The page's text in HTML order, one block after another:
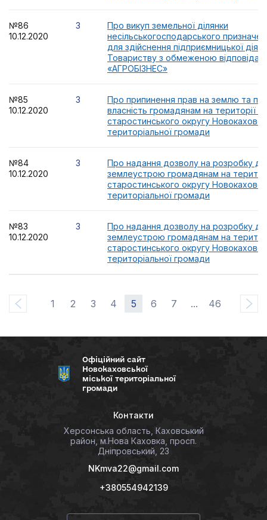
№86
10.12.2020
3
Про викуп земельної ділянки
несільськогосподарського
для здійснення підприємницької
Товариству з обмеженою
«АГРОБІЗНЕС»
№85
10.12.2020
3
Про припинення прав на землю та
власність громадянам на території
старостинського округу
територіальної громади
№84
10.12.2020
3
Про надання дозволу на розробку
землеустрою громадянам на
старостинського округу
територіальної громади
№83
10.12.2020
3
Про надання дозволу на розробку
землеустрою громадянам на
старостинського округу
територіальної громади
1 2 3 4 5 6 7 ... 46
Офіційний сайт
Новокаховської
міської територіальної
громади
Контакти
Херсонська область, Каховський
район, м.Нова Каховка, просп.
Дніпровський, 23
NKmva22@gmail.com
+380554942139